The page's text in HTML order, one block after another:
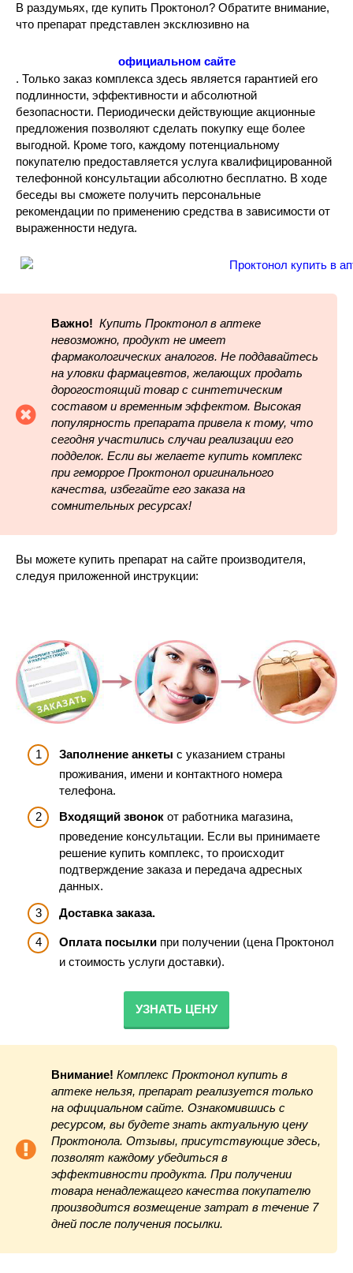
В раздумьях, где купить Проктонол? Обратите внимание,
что препарат представлен эксклюзивно на
официальном сайте
. Только заказ комплекса здесь является гарантией его
подлинности, эффективности и абсолютной
безопасности. Периодически действующие акционные
предложения позволяют сделать покупку еще более
выгодной. Кроме того, каждому потенциальному
покупателю предоставляется услуга квалифицированной
телефонной консультации абсолютно бесплатно. В ходе
беседы вы сможете получить персональные
рекомендации по применению средства в зависимости от
выраженности недуга.
Важно! Купить Проктонол в аптеке
невозможно, продукт не имеет
фармакологических аналогов. Не поддавайтесь
на уловки фармацевтов, желающих продать
дорогостоящий товар с синтетическим
составом и временным эффектом. Высокая
популярность препарата привела к тому, что
сегодня участились случаи реализации его
подделок. Если вы желаете купить комплекс
при геморрое Проктонол оригинального
качества, избегайте его заказа на
сомнительных ресурсах!
Вы можете купить препарат на сайте производителя,
следуя приложенной инструкции:
Заполнение анкеты с указанием страны
проживания, имени и контактного номера
телефона.
Входящий звонок от работника магазина,
проведение консультации. Если вы принимаете
решение купить комплекс, то происходит
подтверждение заказа и передача адресных
данных.
Доставка заказа.
Оплата посылки при получении (цена Проктонол
и стоимость услуги доставки).
УЗНАТЬ ЦЕНУ
Внимание! Комплекс Проктонол купить в
аптеке нельзя, препарат реализуется только
на официальном сайте. Ознакомившись с
ресурсом, вы будете знать актуальную цену
Проктонола. Отзывы, присутствующие здесь,
позволят каждому убедиться в
эффективности продукта. При получении
товара ненадлежащего качества покупателю
производится возмещение затрат в течение 7
дней после получения посылки.